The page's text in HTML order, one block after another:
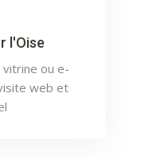
l'Oise
ou e-
web et